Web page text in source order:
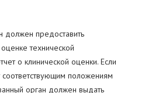
должен предоставить
технической
о клинической оценки. Если
соответствующим положениям
орган должен выдать